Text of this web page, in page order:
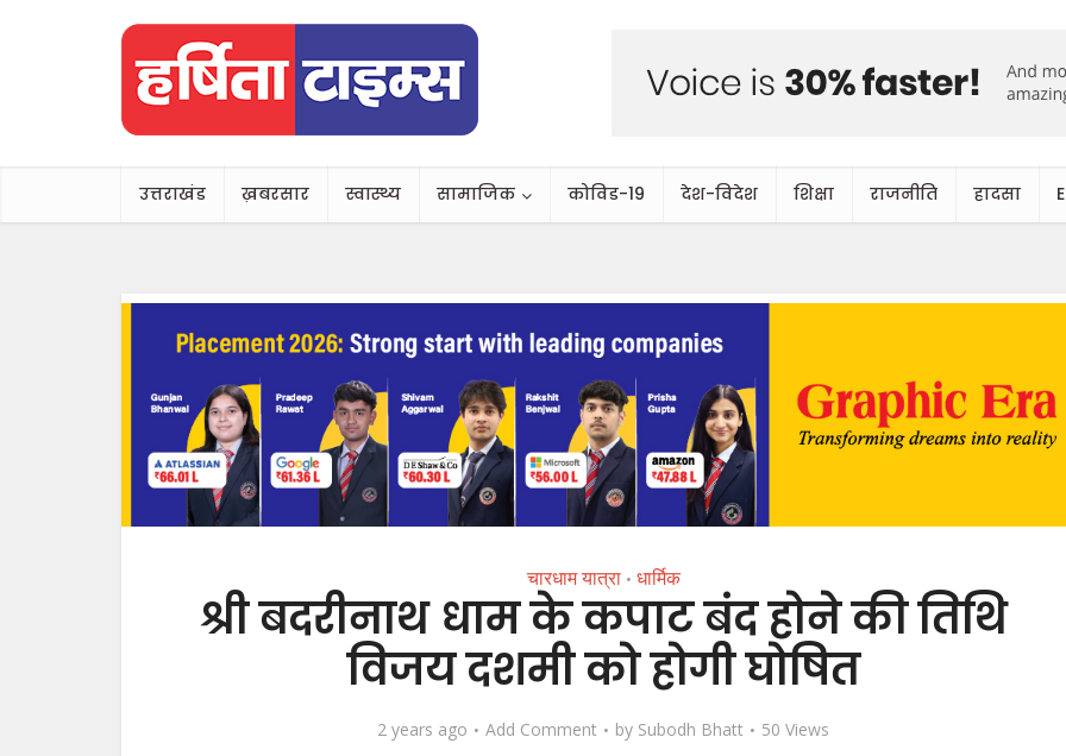
उत्तराखंड ख़बरसार स्वास्थ्य सामाजिक कोविड-19 देश-विदेश शिक्षा राजनीति हादसा
चारधाम यात्रा • धार्मिक
श्री बदरीनाथ धाम के कपाट बंद होने की तिथि
विजय दशमी को होगी घोषित
2 years ago Add Comment by Subodh Bhatt 50 Views